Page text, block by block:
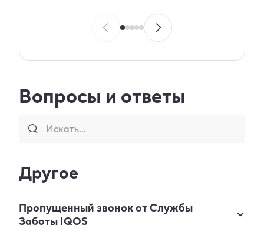
Вопросы и ответы
Искать...
Другое
Пропущенный звонок от Службы
Заботы IQOS